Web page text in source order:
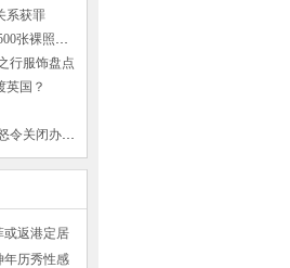
系获罪
台湾再现艳照门 赖滢羽三点全露近500张裸照外泄
行服饰盘点
英国？
公务员上班看黄色网站 意大利市长怒令关闭办公室网络
或返港定居
年历秀性感